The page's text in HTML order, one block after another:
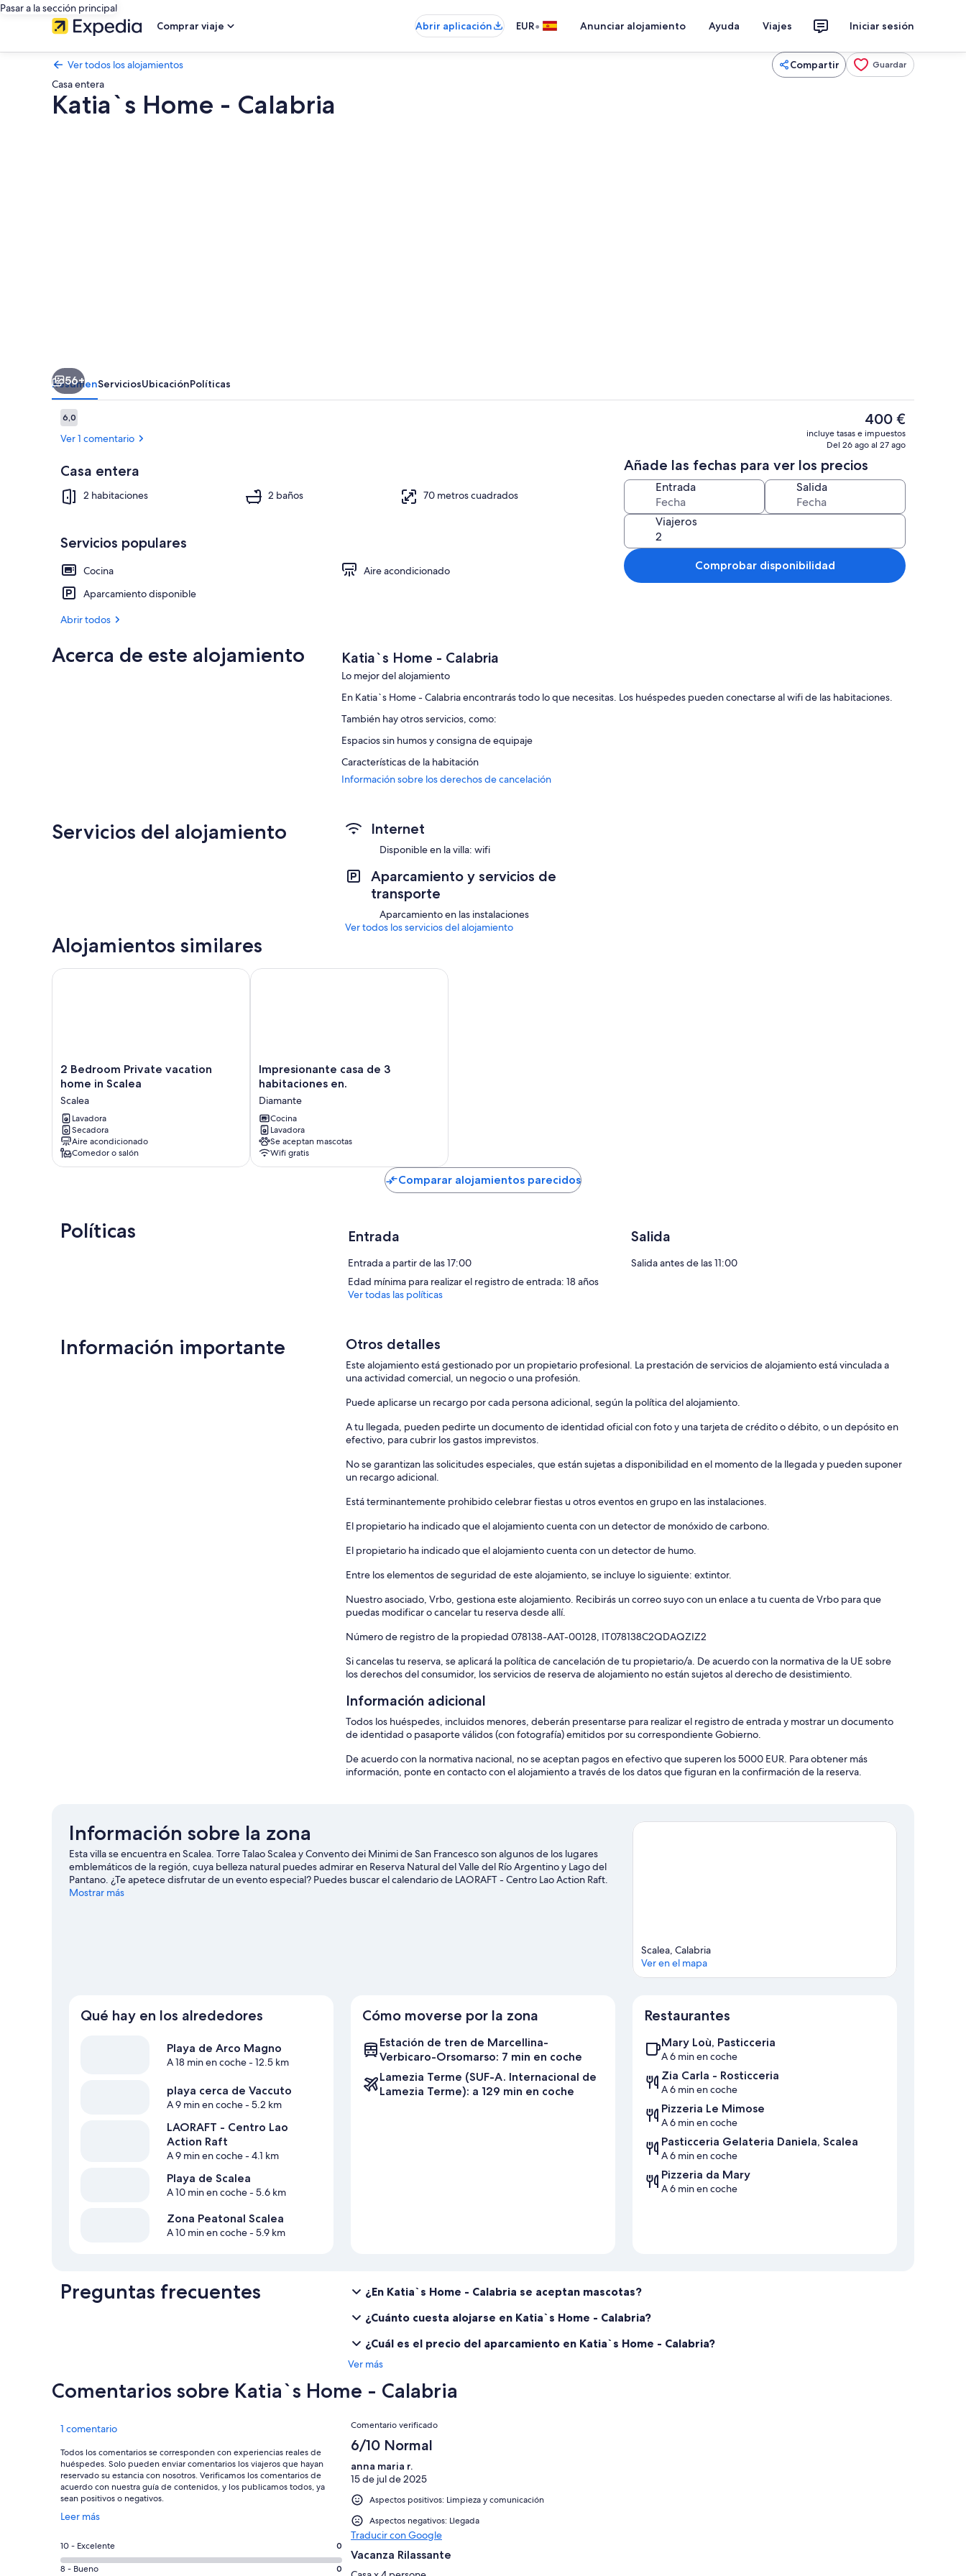
Pasar a la sección principal
Comprar viaje
Abrir aplicación EUR• Anunciar alojamiento Ayuda Viajes Iniciar sesión
Ver todos los alojamientos Compartir Guardar
Casa entera
Katia`s Home - Calabria
Interior
2 dormitorios, escritorio, wifi y ropa
56+
ResumenServiciosUbicaciónPolíticas
Comentarios
6,06,0 de 10
Ver 1 comentario
Casa entera
2 habitaciones 2 baños 70 metros cuadrados
Servicios populares
Cocina
Aire acondicionado
Aparcamiento disponible
Abrir todos
El
precio
actual
de
400 €
400 €
incluye tasas e impuestos
Del 26 ago al 27 ago
Añade las fechas para ver los precios
Entrada Salida
Viajeros
Comprobar disponibilidad
Acerca de este alojamiento Katia`s Home - Calabria
Lo mejor del alojamiento
En Katia`s Home - Calabria encontrarás todo lo que necesitas. Los huéspedes pueden conectarse al wifi de las habitaciones.
También hay otros servicios, como:
Espacios sin humos y consigna de equipaje
Características de la habitación
Todas las habitaciones en Katia`s Home - Calabria tienen características entre las que se incluyen aire acondicionado y
Armarios o roperos, balcones y comedores independientes
Información sobre los derechos de cancelación
Servicios del alojamiento Internet
Disponible en la villa: wifi
Aparcamiento y servicios de
transporte
Aparcamiento en las instalaciones
Ver todos los servicios del alojamiento
Alojamientos similares
2
Bedroom
vacation
home
in
Scalea
Scalea
2 Bedroom Private vacation
home in Scalea
Scalea
Lavadora
Secadora
Aire acondicionado
Comedor o salón
2 Bedroom Private vacation home in Scalea
Impresionante
casa
3
habitaciones
en.
Diamante
Impresionante casa de 3
habitaciones en.
Diamante
Cocina
Lavadora
Se aceptan mascotas
Wifi gratis
Impresionante casa de 3 habitaciones en.
Comparar alojamientos parecidos
Políticas Entrada
Entrada a partir de las 17:00
Edad mínima para realizar el registro de entrada: 18 años
Salida
Salida antes de las 11:00
Ver todas las políticas
Información importante Otros detalles
Este alojamiento está gestionado por un propietario profesional. La prestación de servicios de alojamiento está vinculada a
una actividad comercial, un negocio o una profesión.
Puede aplicarse un recargo por cada persona adicional, según la política del alojamiento.
A tu llegada, pueden pedirte un documento de identidad oficial con foto y una tarjeta de crédito o débito, o un depósito en
efectivo, para cubrir los gastos imprevistos.
No se garantizan las solicitudes especiales, que están sujetas a disponibilidad en el momento de la llegada y pueden suponer
un recargo adicional.
Está terminantemente prohibido celebrar fiestas u otros eventos en grupo en las instalaciones.
El propietario ha indicado que el alojamiento cuenta con un detector de monóxido de carbono.
El propietario ha indicado que el alojamiento cuenta con un detector de humo.
Entre los elementos de seguridad de este alojamiento, se incluye lo siguiente: extintor.
Nuestro asociado, Vrbo, gestiona este alojamiento. Recibirás un correo suyo con un enlace a tu cuenta de Vrbo para que
puedas modificar o cancelar tu reserva desde allí.
Número de registro de la propiedad 078138-AAT-00128, IT078138C2QDAQZIZ2
Si cancelas tu reserva, se aplicará la política de cancelación de tu propietario/a. De acuerdo con la normativa de la UE sobre
los derechos del consumidor, los servicios de reserva de alojamiento no están sujetos al derecho de desistimiento.
Información adicional
Todos los huéspedes, incluidos menores, deberán presentarse para realizar el registro de entrada y mostrar un documento
de identidad o pasaporte válidos (con fotografía) emitidos por su correspondiente Gobierno.
De acuerdo con la normativa nacional, no se aceptan pagos en efectivo que superen los 5000 EUR. Para obtener más
información, ponte en contacto con el alojamiento a través de los datos que figuran en la confirmación de la reserva.
Información sobre la zona
Esta villa se encuentra en Scalea. Torre Talao Scalea y Convento dei Minimi de San Francesco son algunos de los lugares
emblemáticos de la región, cuya belleza natural puedes admirar en Reserva Natural del Valle del Río Argentino y Lago del
Pantano. ¿Te apetece disfrutar de un evento especial? Puedes buscar el calendario de LAORAFT - Centro Lao Action Raft.
Si quieres opciones para una noche diferente, Teatro Ruderi di Cirella es un buen punto de partida.
Mostrar más
Scalea, Calabria
Ver en el mapa
Qué hay en los alrededores
Playa de Arco Magno
A 18 min en coche- 12.5 km
playa cerca de Vaccuto
A 9 min en coche- 5.2 km
LAORAFT - Centro Lao
Action Raft
A 9 min en coche- 4.1 km
Playa de Scalea
A 10 min en coche- 5.6 km
Zona Peatonal Scalea
A 10 min en coche- 5.9 km
Cómo moverse por la zona
Estación de tren de Marcellina-
Verbicaro-Orsomarso: 7 min en coche
Lamezia Terme (SUF-A. Internacional de
Lamezia Terme): a 129 min en coche
Restaurantes
Mary Loù, Pasticceria
A 6 min en coche
Zia Carla - Rosticceria
A 6 min en coche
Pizzeria Le Mimose
A 6 min en coche
Pasticceria Gelateria Daniela, Scalea
A 6 min en coche
Pizzeria da Mary
A 6 min en coche
Preguntas frecuentes
¿En Katia`s Home - Calabria se aceptan mascotas?
¿Cuánto cuesta alojarse en Katia`s Home - Calabria?
¿Cuál es el precio del aparcamiento en Katia`s Home - Calabria?
Ver más
Comentarios sobre Katia`s Home - Calabria
Comentarios
1 comentario
Todos los comentarios se corresponden con experiencias reales de
huéspedes. Solo pueden enviar comentarios los viajeros que hayan
reservado su estancia con nosotros. Verificamos los comentarios de
acuerdo con nuestra guía de contenidos, y los publicamos todos, ya
sean positivos o negativos.
Leer más
Se
en
una
ventana
0
comentarios
10 - Excelente 0
0
8 - Bueno 0
Comentarios
Comentario verificado
6/10 Normal
anna maria r.
15 de jul de 2025
Aspectos positivos: Limpieza y comunicación
Aspectos negativos: Llegada
Traducir con Google
Vacanza Rilassante